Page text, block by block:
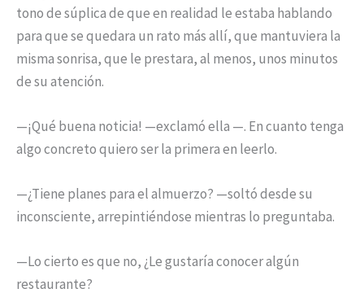
tono de súplica de que en realidad le estaba hablando
para que se quedara un rato más allí, que mantuviera la
misma sonrisa, que le prestara, al menos, unos minutos
de su atención.
—¡Qué buena noticia! —exclamó ella —. En cuanto tenga
algo concreto quiero ser la primera en leerlo.
—¿Tiene planes para el almuerzo? —soltó desde su
inconsciente, arrepintiéndose mientras lo preguntaba.
—Lo cierto es que no, ¿Le gustaría conocer algún
restaurante?